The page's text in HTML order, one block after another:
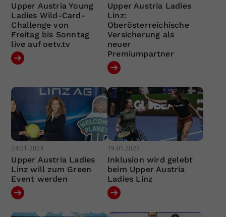
Upper Austria Young
Ladies Wild-Card-
Challenge von
Freitag bis Sonntag
live auf oetv.tv
Upper Austria Ladies
Linz:
Oberösterreichische
Versicherung als
neuer
Premiumpartner
24.01.2023
Upper Austria Ladies
Linz will zum Green
Event werden
19.01.2023
Inklusion wird gelebt
beim Upper Austria
Ladies Linz